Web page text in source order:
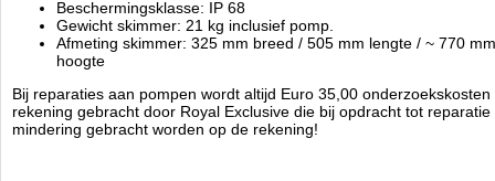
Beschermingsklasse: IP 68
Gewicht skimmer: 21 kg inclusief pomp.
Afmeting skimmer: 325 mm breed / 505 mm lengte / ~ 770 mm
hoogte
Bij reparaties aan pompen wordt altijd Euro 35,00 onderzoekskosten
rekening gebracht door Royal Exclusive die bij opdracht tot reparatie
mindering gebracht worden op de rekening!